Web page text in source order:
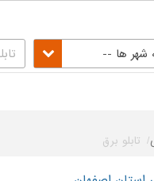
شهر ها --
تابلو برق